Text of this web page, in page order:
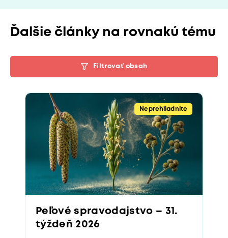
Ďalšie články na rovnakú tému
Filtrovať obsah
Peľové spravodajstvo – 31.
týždeň 2026
Neprehliadnite